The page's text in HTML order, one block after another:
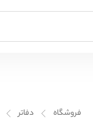
فروشگاه دفاتر